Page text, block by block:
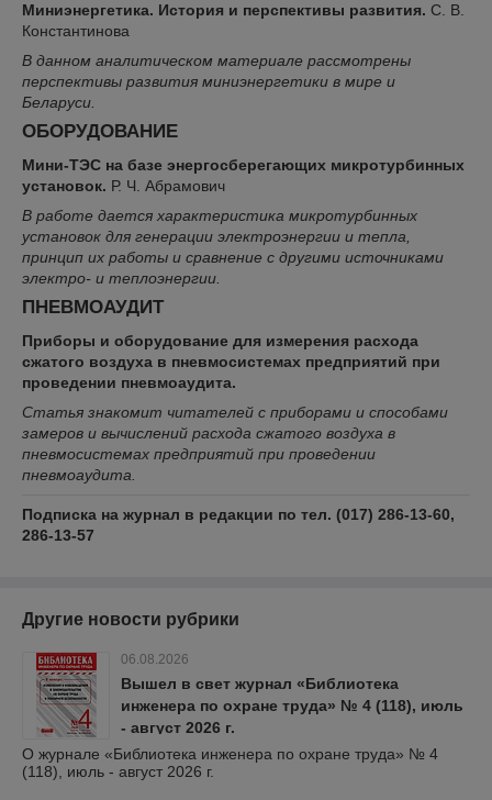
Миниэнергетика. История и перспективы развития. С. В.
Константинова
В данном аналитическом материале рассмотрены
перспективы развития миниэнергетики в мире и
Беларуси.
ОБОРУДОВАНИЕ
Мини-ТЭС на базе энергосберегающих микротурбинных
установок. Р. Ч. Абрамович
В работе дается характеристика микротурбинных
установок для генерации электроэнергии и тепла,
принцип их работы и сравнение с другими источниками
электро- и теплоэнергии.
ПНЕВМОАУДИТ
Приборы и оборудование для измерения расхода
сжатого воздуха в пневмосистемах предприятий при
проведении пневмоаудита.
Статья знакомит читателей с приборами и способами
замеров и вычислений расхода сжатого воздуха в
пневмосистемах предприятий при проведении
пневмоаудита.
Подписка на журнал в редакции по тел. (017) 286-13-60,
286-13-57
Другие новости рубрики
06.08.2026
Вышел в свет журнал «Библиотека
инженера по охране труда» № 4 (118), июль
- август 2026 г.
О журнале «Библиотека инженера по охране труда» № 4
(118), июль - август 2026 г.